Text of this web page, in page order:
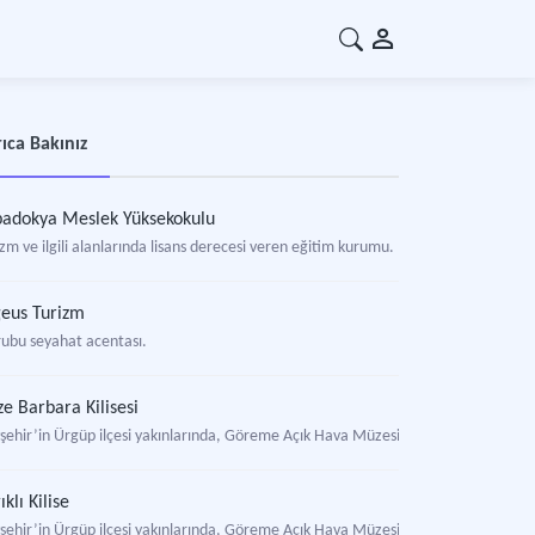
Bakınız
Meslek Yüksekokulu
ve ilgili alanlarında lisans derecesi veren eğitim kurumu.
Turizm
seyahat acentası.
Barbara Kilisesi
Ürgüp ilçesi yakınlarında, Göreme Açık Hava Müzesi’ndeki kilise.
Kilise
Ürgüp ilçesi yakınlarında, Göreme Açık Hava Müzesi’ndeki kilise.